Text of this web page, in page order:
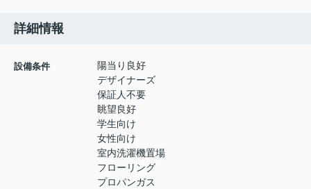
詳細情報
設備条件
陽当り良好
デザイナーズ
保証人不要
眺望良好
学生向け
女性向け
室内洗濯機置場
フローリング
プロパンガス